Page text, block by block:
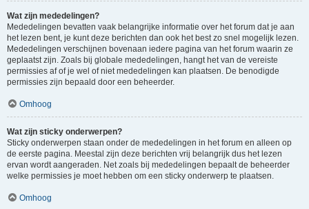
Wat zijn mededelingen?
Mededelingen bevatten vaak belangrijke informatie over het forum dat je aan
het lezen bent, je kunt deze berichten dan ook het best zo snel mogelijk lezen.
Mededelingen verschijnen bovenaan iedere pagina van het forum waarin ze
geplaatst zijn. Zoals bij globale mededelingen, hangt het van de vereiste
permissies af of je wel of niet mededelingen kan plaatsen. De benodigde
permissies zijn bepaald door een beheerder.
Omhoog
Wat zijn sticky onderwerpen?
Sticky onderwerpen staan onder de mededelingen in het forum en alleen op
de eerste pagina. Meestal zijn deze berichten vrij belangrijk dus het lezen
ervan wordt aangeraden. Net zoals bij mededelingen bepaalt de beheerder
welke permissies je moet hebben om een sticky onderwerp te plaatsen.
Omhoog